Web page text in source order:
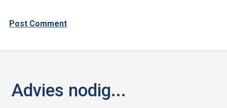
Advies nodig...